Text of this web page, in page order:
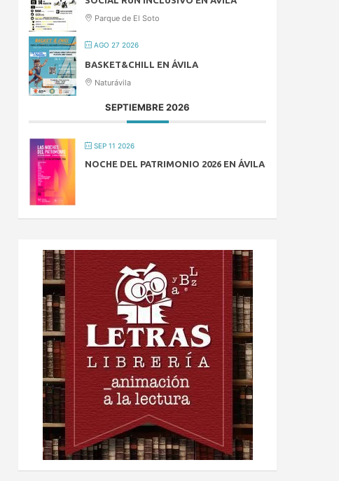
Parque de El Soto
AGO 27 2026
BASKET&CHILL EN ÁVILA
Naturávila
SEPTIEMBRE 2026
SEP 11 2026
NOCHE DEL PATRIMONIO 2026 EN ÁVILA